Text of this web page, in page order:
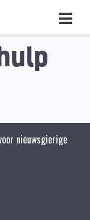
nieuwsgierige